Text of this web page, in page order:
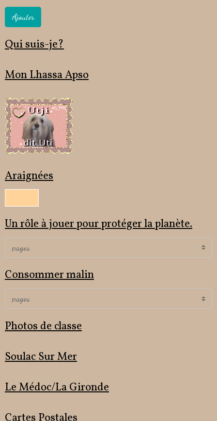
Ajouter
Qui suis-je?
Mon Lhassa Apso
Araignées
Un rôle à jouer pour protéger la planète.
Consommer malin
Photos de classe
Soulac Sur Mer
Le Médoc/La Gironde